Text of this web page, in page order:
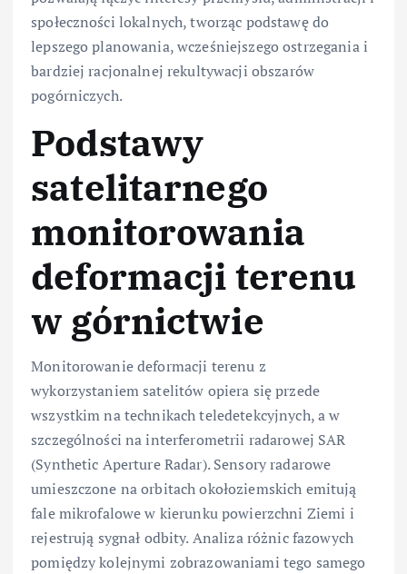
społeczności lokalnych, tworząc podstawę do
lepszego planowania, wcześniejszego ostrzegania i
bardziej racjonalnej rekultywacji obszarów
pogórniczych.
Podstawy
satelitarnego
monitorowania
deformacji terenu
w górnictwie
Monitorowanie deformacji terenu z
wykorzystaniem satelitów opiera się przede
wszystkim na technikach teledetekcyjnych, a w
szczególności na interferometrii radarowej SAR
(Synthetic Aperture Radar). Sensory radarowe
umieszczone na orbitach okołoziemskich emitują
fale mikrofalowe w kierunku powierzchni Ziemi i
rejestrują sygnał odbity. Analiza różnic fazowych
pomiędzy kolejnymi zobrazowaniami tego samego